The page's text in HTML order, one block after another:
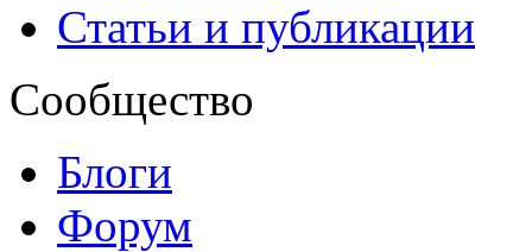
Статьи и публикации
Сообщество
Блоги
Форум